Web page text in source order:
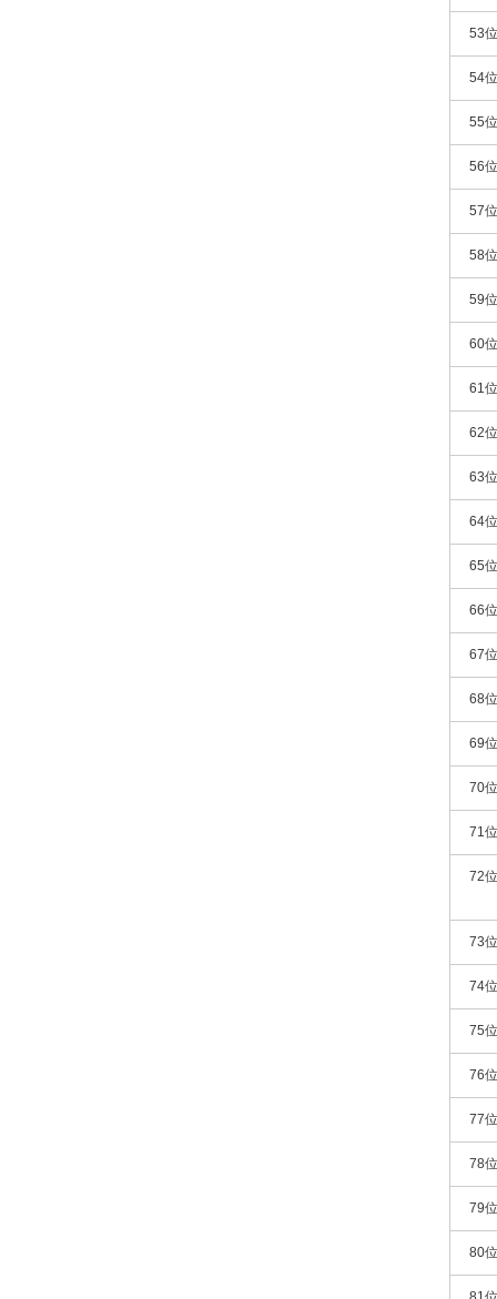
53位
54位
55位
56位
57位
58位
59位
60位
61位
62位
63位
64位
65位
66位
67位
68位
69位
70位
71位
72位
73位
74位
75位
76位
77位
78位
79位
80位